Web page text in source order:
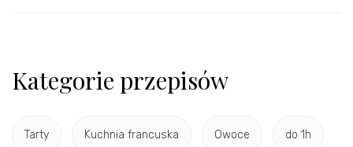
Kategorie przepisów
Tarty Kuchnia francuska Owoce do 1h